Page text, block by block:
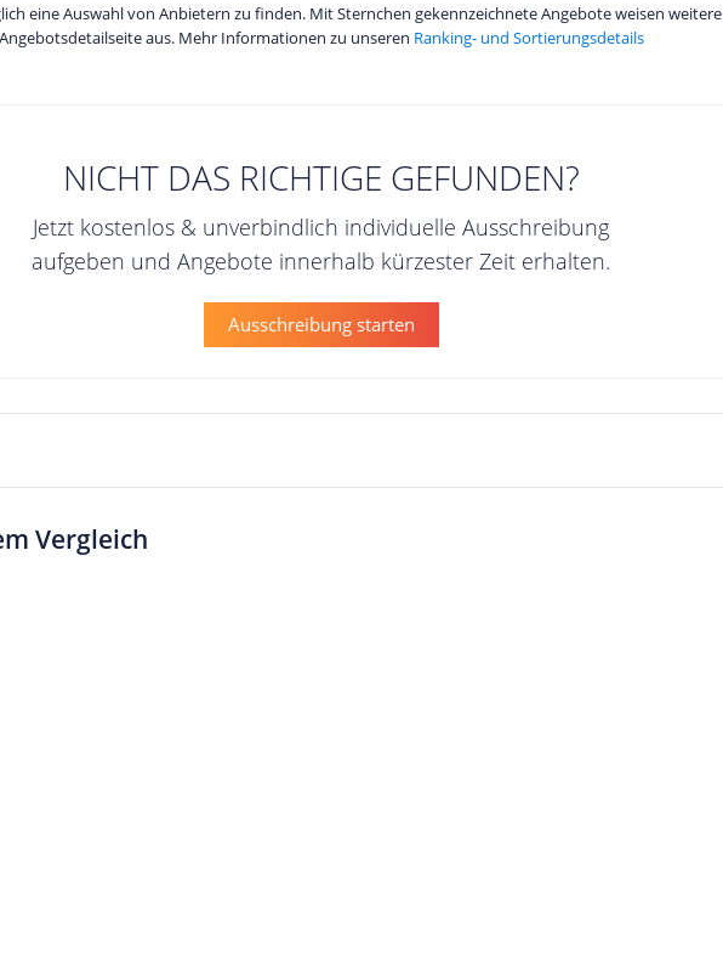
eine Auswahl von Anbietern zu finden. Mit Sternchen gekennzeichnete Angebote weisen weitere
aus. Mehr Informationen zu unseren Ranking- und Sortierungsdetails
NICHT DAS RICHTIGE GEFUNDEN?
Jetzt kostenlos & unverbindlich individuelle Ausschreibung
aufgeben und Angebote innerhalb kürzester Zeit erhalten.
Ausschreibung starten
Vergleich